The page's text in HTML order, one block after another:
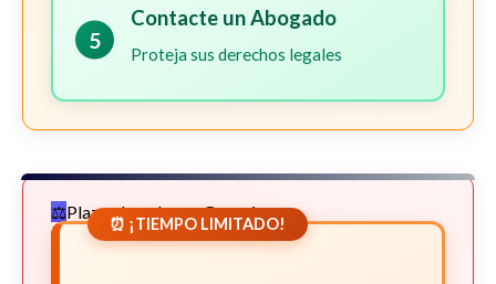
5
Contacte un Abogado
Proteja sus derechos legales
Plazos Legales en Georgia
⏰ ¡TIEMPO LIMITADO!